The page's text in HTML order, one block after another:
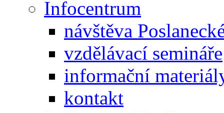
Infocentrum
návštěva
vzdělávací semináře
informační
kontakt